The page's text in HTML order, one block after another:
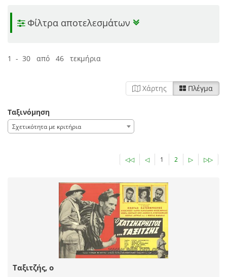
Φίλτρα αποτελεσμάτων
1 - 30 από 46 τεκμήρια
Χάρτης Πλέγμα
Ταξινόμηση
Σχετικότητα με κριτήρια
◁◁ ◁ 1 2 ▷ ▷▷
Ταξιτζής, ο